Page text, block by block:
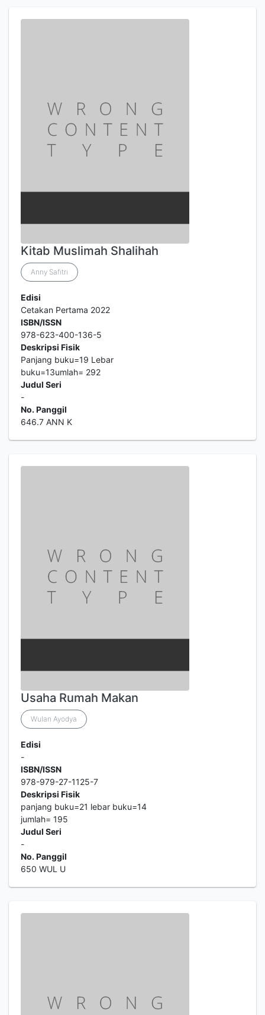
Kitab Muslimah Shalihah
Anny Safitri
Edisi
Cetakan Pertama 2022
ISBN/ISSN
978-623-400-136-5
Deskripsi Fisik
Panjang buku=19 Lebar
buku=13umlah= 292
Judul Seri
-
No. Panggil
646.7 ANN K
Usaha Rumah Makan
Wulan Ayodya
Edisi
-
ISBN/ISSN
978-979-27-1125-7
Deskripsi Fisik
panjang buku=21 lebar buku=14
jumlah= 195
Judul Seri
-
No. Panggil
650 WUL U